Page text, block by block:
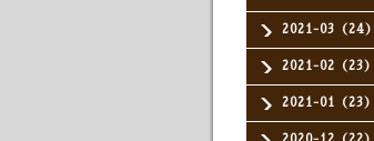
2021-03（24）
2021-02（23）
2021-01（23）